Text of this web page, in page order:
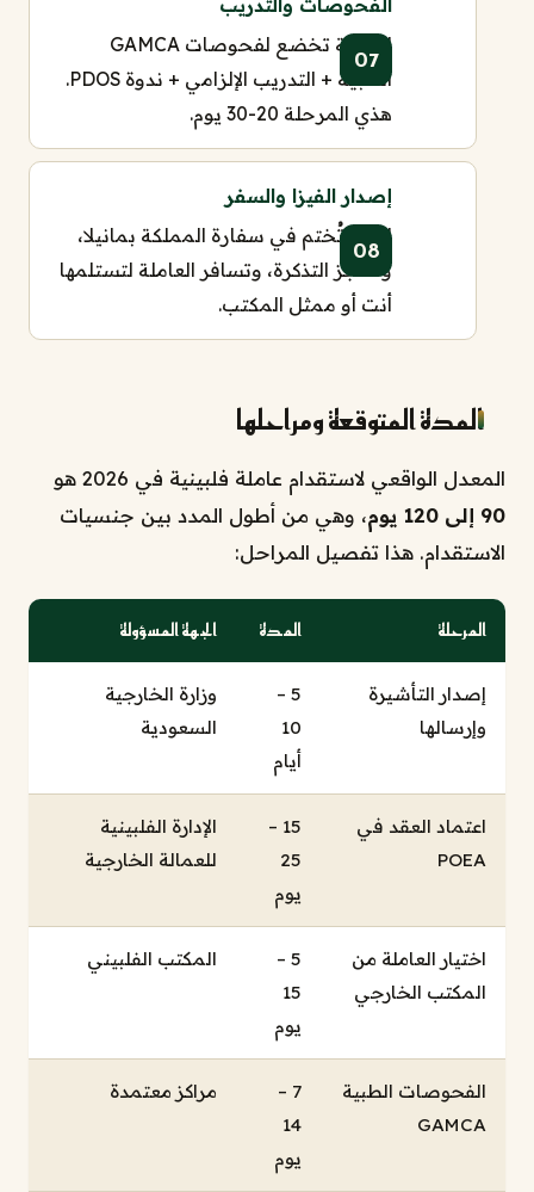
الفحوصات والتدريب
العاملة تخضع لفحوصات GAMCA
الطبية + التدريب الإلزامي + ندوة PDOS.
هذي المرحلة 20-30 يوم.
إصدار الفيزا والسفر
الفيزا تُختم في سفارة المملكة بمانيلا،
وتُحجز التذكرة، وتسافر العاملة لتستلمها
أنت أو ممثل المكتب.
المدة المتوقعة ومراحلها
المعدل الواقعي لاستقدام عاملة فلبينية في 2026 هو
90 إلى 120 يوم
، وهي من أطول المدد بين جنسيات
الاستقدام. هذا تفصيل المراحل:
المرحلة المدة الجهة المسؤولة
إصدار التأشيرة
وإرسالها
5 –
10
أيام
وزارة الخارجية
السعودية
اعتماد العقد في
POEA
15 –
25
يوم
الإدارة الفلبينية
للعمالة الخارجية
اختيار العاملة من
المكتب الخارجي
5 –
15
يوم
المكتب الفلبيني
الفحوصات الطبية
GAMCA
7 –
14
يوم
مراكز معتمدة